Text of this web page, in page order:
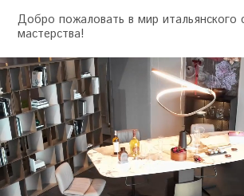
Добро пожаловать в мир итальянского
мастерства!